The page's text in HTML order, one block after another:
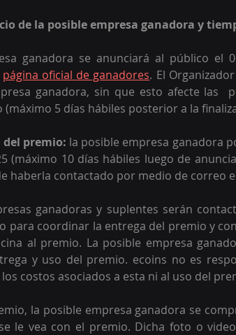
de la posible empresa ganadora y
ganadora se anunciará al público el
página oficial de ganadores. El
ganadora, sin que esto afecte las
(máximo 5 días hábiles posterior a la
del premio: la posible empresa ganadora
(máximo 10 días hábiles luego de
haberla contactado por medio de correo
ganadoras y suplentes serán
para coordinar la entrega del premio y
al premio. La posible empresa
y uso del premio. ecoins no es
costos asociados a esta ni al uso del
la posible empresa ganadora se
le vea con el premio. Dicha foto o